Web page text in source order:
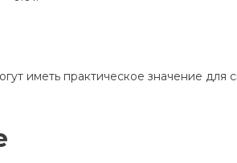
иметь практическое значение для